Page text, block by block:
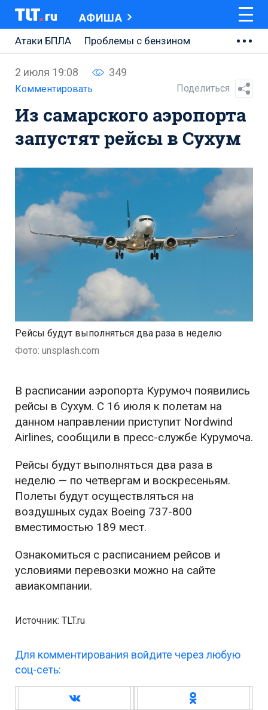
АФИША
Атаки БПЛА
Проблемы с бензином
Ремонт Центральной площади
Ремонт Обводного шоссе
Набережная Тольятти
2 июля 19:08 349
Комментировать Поделиться
Из самарского аэропорта
запустят рейсы в Сухум
Рейсы будут выполняться два раза в неделю
Фото: unsplash.com
В расписании аэропорта Курумоч появились
рейсы в Сухум. С 16 июля к полетам на
данном направлении приступит Nordwind
Airlines, сообщили в пресс-службе Курумоча.
Рейсы будут выполняться два раза в
неделю — по четвергам и воскресеньям.
Полеты будут осуществляться на
воздушных судах Boeing 737-800
вместимостью 189 мест.
Ознакомиться с расписанием рейсов и
условиями перевозки можно на сайте
авиакомпании.
Источник: TLT.ru
Для комментирования войдите через любую
соц-сеть: